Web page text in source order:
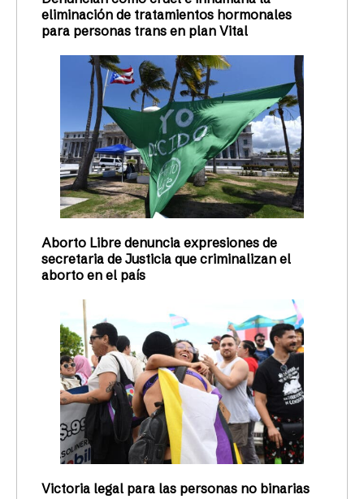
eliminación de tratamientos hormonales
para personas trans en plan Vital
Aborto Libre denuncia expresiones de
secretaria de Justicia que criminalizan el
aborto en el país
Victoria legal para las personas no binarias